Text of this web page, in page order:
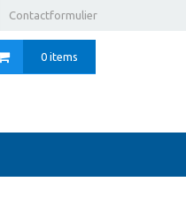
Contactformulier
0 items